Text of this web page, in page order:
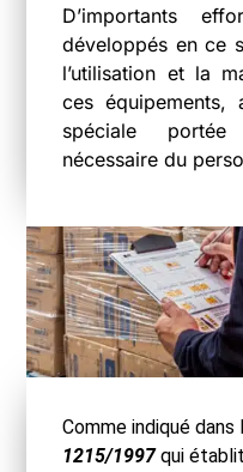
D’importants
développés en ce
l’utilisation et la
ces équipements,
spéciale
nécessaire du
Comme indiqué
1215/1997qui